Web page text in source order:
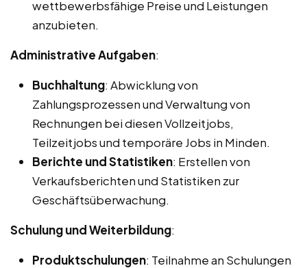
wettbewerbsfähige Preise und Leistungen
anzubieten.
Administrative Aufgaben:
Buchhaltung: Abwicklung von
Zahlungsprozessen und Verwaltung von
Rechnungen bei diesen Vollzeitjobs,
Teilzeitjobs und temporäre Jobs in Minden.
Berichte und Statistiken: Erstellen von
Verkaufsberichten und Statistiken zur
Geschäftsüberwachung.
Schulung und Weiterbildung:
Produktschulungen: Teilnahme an Schulungen